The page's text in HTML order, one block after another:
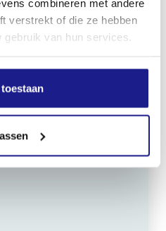
combineren met andere
verstrekt of die ze hebben
van hun services.
07:30 - 17:00